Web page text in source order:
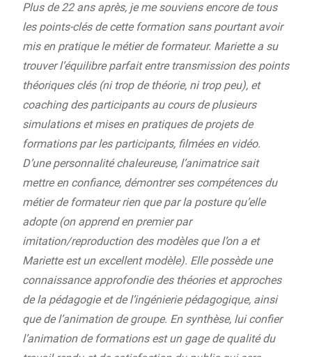
Plus de 22 ans après, je me souviens encore de tous
les points-clés de cette formation sans pourtant avoir
mis en pratique le métier de formateur. Mariette a su
trouver l’équilibre parfait entre transmission des points
théoriques clés (ni trop de théorie, ni trop peu), et
coaching des participants au cours de plusieurs
simulations et mises en pratiques de projets de
formations par les participants, filmées en vidéo.
D’une personnalité chaleureuse, l’animatrice sait
mettre en confiance, démontrer ses compétences du
métier de formateur rien que par la posture qu’elle
adopte (on apprend en premier par
imitation/reproduction des modèles que l’on a et
Mariette est un excellent modèle). Elle possède une
connaissance approfondie des théories et approches
de la pédagogie et de l’ingénierie pédagogique, ainsi
que de l’animation de groupe. En synthèse, lui confier
l’animation de formations est un gage de qualité du